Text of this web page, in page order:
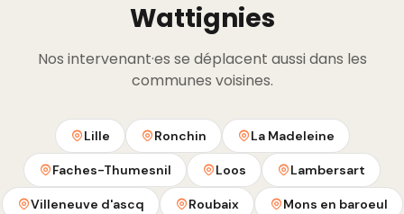
Wattignies
Nos intervenant·es se déplacent aussi dans les
communes voisines.
Lille Ronchin La Madeleine
Faches-Thumesnil Loos Lambersart
Villeneuve d'ascq Roubaix Mons en baroeul